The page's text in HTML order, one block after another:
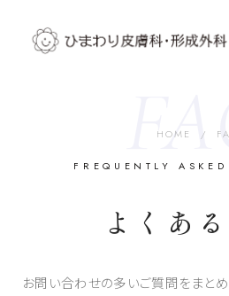
HOME /
FREQUENTLY
よくあ
お問い合わせの多いご質問をまと